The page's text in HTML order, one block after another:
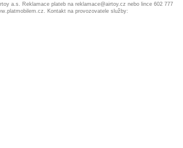
a.s. Reklamace plateb na reklamace@airtoy.cz nebo lince 602 777
Kontakt na provozovatele služby: